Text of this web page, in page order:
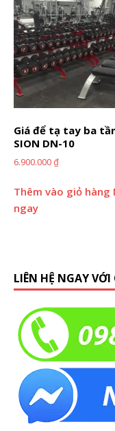
Giá để tạ tay ba
SION DN-10
6.900.000₫
Thêm vào giỏ hàng
ngay
LIÊN HỆ NGAY